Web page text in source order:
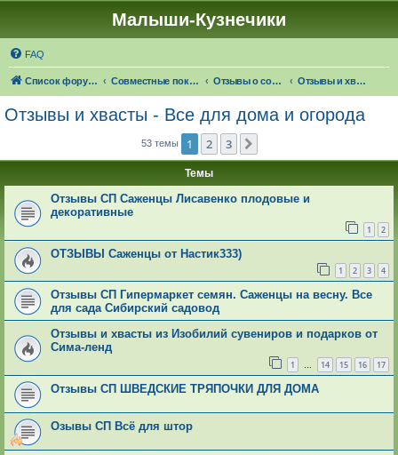
Малыши-Кузнечики
FAQ
Список форумов Совместные покупки "Малыши-Кузнечики" Отзывы о совместных покупках Отзывы и хвасты - Все для дома и огорода
Отзывы и хвасты - Все для дома и огорода
53 темы 1 2 3
Темы
Отзывы СП Саженцы Лисавенко плодовые и
декоративные
1 2
ОТЗЫВЫ Саженцы от Настик333)
1 2 3 4
Отзывы СП Гипермаркет семян. Саженцы на весну. Все
для сада Сибирский садовод
Отзывы и хвасты из Изобилий сувениров и подарков от
Сима-ленд
1 … 14 15 16 17
Отзывы СП ШВЕДСКИЕ ТРЯПОЧКИ ДЛЯ ДОМА
Озывы СП Всё для штор